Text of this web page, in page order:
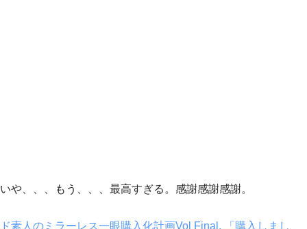
いや、、、もう、、、最高すぎる。感謝感謝感謝。
ド素人のミラーレス一眼購入化計画Vol Final. 「購入しまし